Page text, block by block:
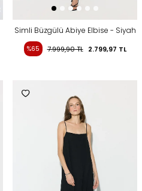
Simli Büzgülü Abiye Elbise - Siyah
%65 7.999,90TL 2.799,97 TL